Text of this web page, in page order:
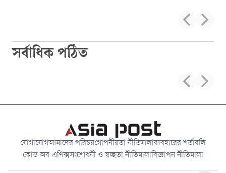
সর্বাধিক পঠিত
যোগাযোগআমাদের পরিচয়গোপনীয়তা নীতিমালাব্যবহারের শর্তাবলি
কোড অব এথিক্সসংশোধনী ও স্বচ্ছতা নীতিমালাবিজ্ঞাপন নীতিমালা